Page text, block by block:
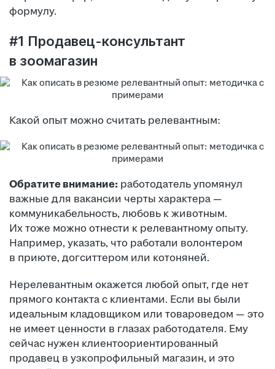
формулу.
#1 Продавец-консультант
в зоомагазин
Какой опыт можно считать релевантным:
Обратите внимание: работодатель упомянул
важные для вакансии черты характера —
коммуникабельность, любовь к животным.
Их тоже можно отнести к релевантному опыту.
Например, указать, что работали волонтером
в приюте, догситтером или котоняней.
Нерелевантным окажется любой опыт, где нет
прямого контакта с клиентами. Если вы были
идеальным кладовщиком или товароведом — это
не имеет ценности в глазах работодателя. Ему
сейчас нужен клиентоориентированный
продавец в узкопрофильный магазин, и это